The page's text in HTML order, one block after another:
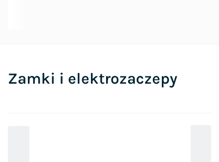
Zamki i elektrozaczepy